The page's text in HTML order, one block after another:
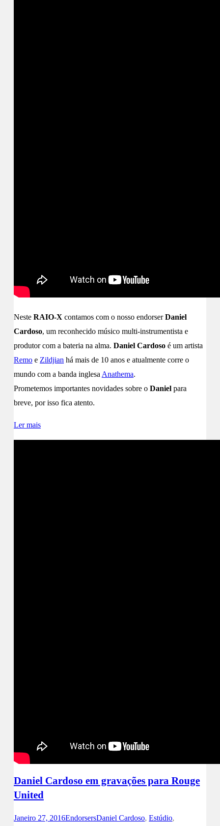
Neste RAIO-X contamos com o nosso endorserDaniel
Cardoso, um reconhecido músico multi-instrumentista e
produtor com a bateria na alma. Daniel Cardoso é um artista
Remo e Zildjian há mais de 10 anos e atualmente corre o
mundo com a banda inglesa Anathema.
Prometemos importantes novidades sobre o Daniel para
breve, por isso fica atento.
Ler mais
Daniel Cardoso em gravações para Rouge
United
Janeiro 27, 2016EndorsersDaniel Cardoso, Estúdio,